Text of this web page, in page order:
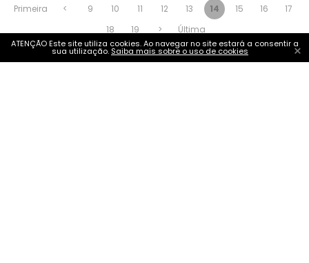
Primeira < 9 10 11 12 13 14 15 16
17
18
19 > Última
ATENÇÃO Este site utiliza cookies. Ao navegar no site estará a consentir a
sua utilização. Saiba mais sobre o uso de cookies ×